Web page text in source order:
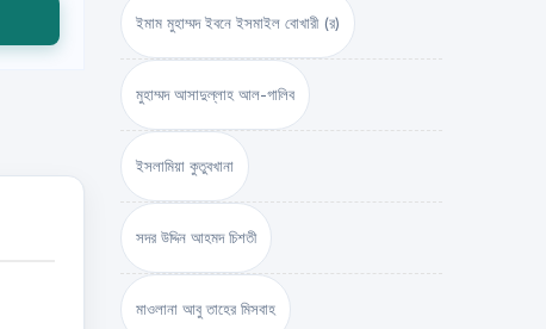
ইমাম মুহাম্মদ ইবনে ইসমাইল বোখারী (র)
মুহাম্মদ আসাদুল্লাহ আল-গালিব
ইসলামিয়া কুতুবখানা
সদর উদ্দিন আহমদ চিশতী
মাওলানা আবু তাহের মিসবাহ